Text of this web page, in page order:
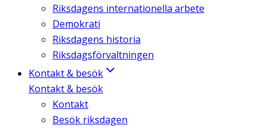
Riksdagens internationella arbete
Demokrati
Riksdagens historia
Riksdagsförvaltningen
Kontakt & besök
Kontakt & besök
Kontakt
Besök riksdagen